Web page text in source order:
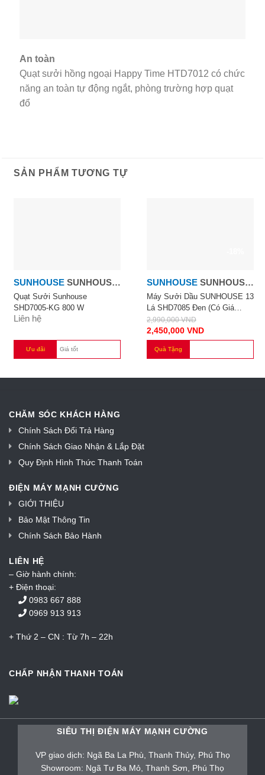
An toàn
Quạt sưởi hồng ngoại Happy Time HTD7012 có chức
năng an toàn tự động ngắt, phòng trường hợp quạt
đổ
SẢN PHẨM TƯƠNG TỰ
SUNHOUSE SUNHOUSE
800W
Quạt Sưởi Sunhouse
SHD7005-KG 800 W
Liên hệ
Ưu đãi Giá tốt
SUNHOUSE SUNHOUSE
13 THANH
Máy Sưởi Dầu SUNHOUSE 13
Lá SHD7085 Đen (có Giá
Phơi)
2,990,000VND
2,450,000 VND
Quà Tặng
CHĂM SÓC KHÁCH HÀNG
Chính Sách Đổi Trả Hàng
Chính Sách Giao Nhận & Lắp Đặt
Quy Định Hình Thức Thanh Toán
ĐIỆN MÁY MẠNH CƯỜNG
GIỚI THIỆU
Bảo Mật Thông Tin
Chính Sách Bảo Hành
LIÊN HỆ
– Giờ hành chính:
+ Điện thoại:
0983 667 888
0969 913 913
+ Thứ 2 – CN : Từ 7h – 22h
CHẤP NHẬN THANH TOÁN
SIÊU THỊ ĐIỆN MÁY MẠNH CƯỜNG
VP giao dịch: Ngã Ba La Phù, Thanh Thủy, Phú Thọ
Showroom: Ngã Tư Ba Mỏ, Thanh Sơn, Phú Thọ